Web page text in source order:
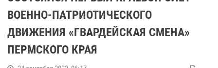
ВОЕННО-ПАТРИОТИЧЕСКОГО
ДВИЖЕНИЯ «ГВАРДЕЙСКАЯ СМЕНА»
ПЕРМСКОГО КРАЯ